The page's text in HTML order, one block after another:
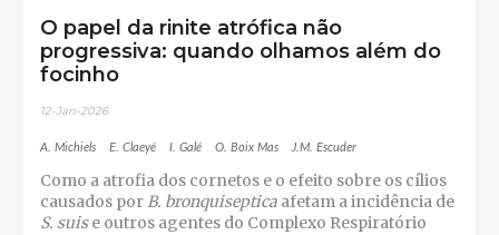
O papel da rinite atrófica não
progressiva: quando olhamos além do
focinho
12-Jan-2026
A. Michiels E. Claeyé I. Galé O. Boix Mas J.M. Escuder
Como a atrofia dos cornetos e o efeito sobre os cílios
causados ​​porB. bronquiseptica afetam a incidência de
S. suise outros agentes do Complexo Respiratório